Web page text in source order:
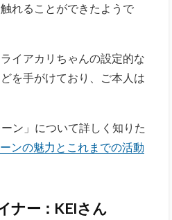
れることができたようで
イアカリちゃんの設定的な
を手がけており、ご本人は
ン」について詳しく知りた
ンの魅力とこれまでの活動
ナー：KEIさん